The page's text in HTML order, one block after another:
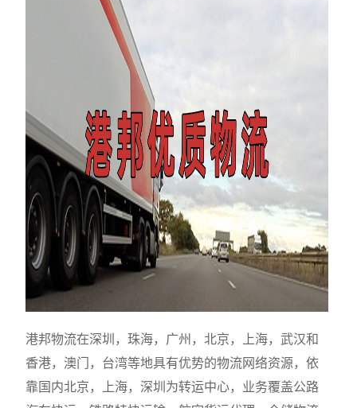
港邦物流在深圳，珠海，广州，北京，上海，武汉和
香港，澳门，台湾等地具有优势的物流网络资源，依
靠国内北京，上海，深圳为转运中心，业务覆盖公路